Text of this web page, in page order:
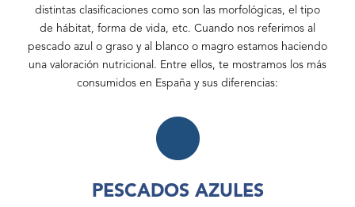
distintas clasificaciones como son las morfológicas, el tipo
de hábitat, forma de vida, etc. Cuando nos referimos al
pescado azul o graso y al blanco o magro estamos haciendo
una valoración nutricional. Entre ellos, te mostramos los más
consumidos en España y sus diferencias:
PESCADOS AZULES